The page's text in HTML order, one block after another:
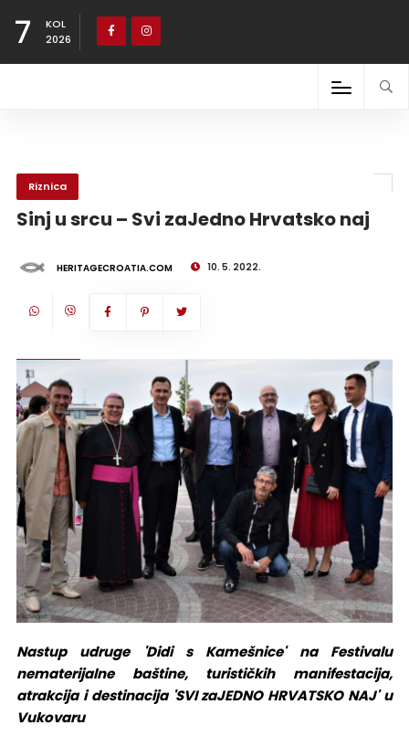
7
KOL
2026
Riznica
Sinj u srcu – Svi zaJedno Hrvatsko naj
HERITAGECROATIA.COM 10. 5. 2022.
Nastup udruge 'Didi s Kamešnice' na Festivalu
nematerijalne baštine, turističkih manifestacija,
atrakcija i destinacija 'SVI zaJEDNO HRVATSKO NAJ' u
Vukovaru